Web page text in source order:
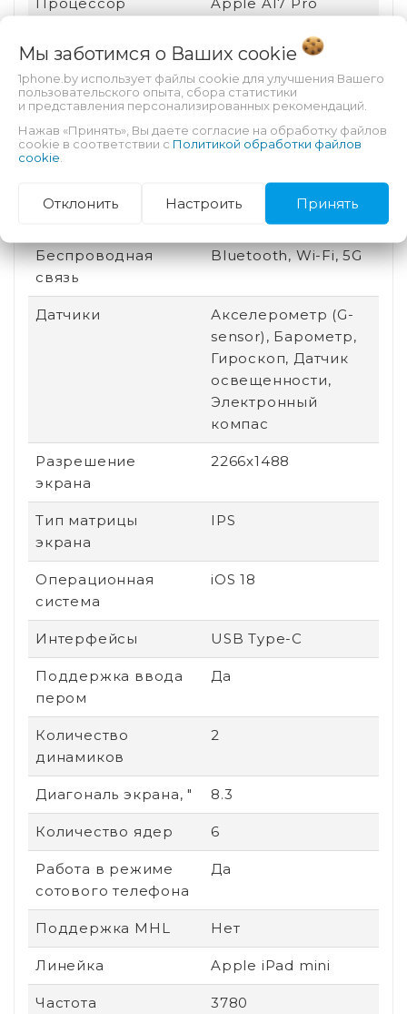
Особенности
тыловой камеры
Автофокус,
Вспышка
Назначение
Для видео, Для игр,
Разъем для док-
Беспроводная
связь
Bluetooth, Wi-Fi, 5G
Датчики
Акселерометр (G-
sensor), Барометр,
Гироскоп, Датчик
освещенности,
Электронный
компас
Разрешение
экрана
2266x1488
Тип матрицы
экрана
IPS
Операционная
система
iOS 18
Интерфейсы USB Type-C
Поддержка ввода
пером
Да
Количество
динамиков
2
Диагональ экрана, " 8.3
Количество ядер 6
Работа в режиме
сотового телефона
Да
Поддержка MHL Нет
Линейка Apple iPad mini
Частота
3780
Мы заботимся о Ваших cookie
1phone.by использует файлы cookie для улучшения Вашего
пользовательского опыта, сбора статистики
и представления персонализированных рекомендаций.
Нажав «Принять», Вы даете согласие на обработку файлов
cookie в соответствии с Политикой обработки файлов
cookie
Отклонить Настроить Принять